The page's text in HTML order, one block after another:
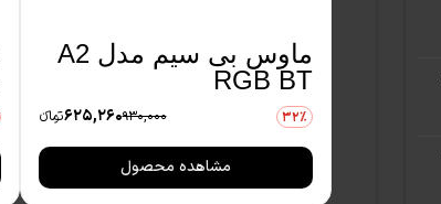
ماوس بی سیم مدل A2
RGB BT
32٪ 930,000
625,260تومانءء
مشاهده محصول